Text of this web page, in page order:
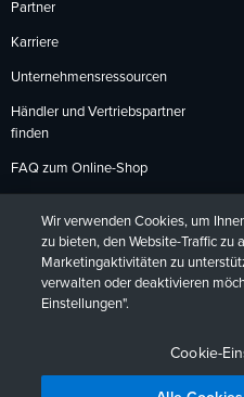
Partner
Karriere
Unternehmensressourcen
Händler und Vertriebspartner
finden
FAQ zum Online-Shop
Rückgabebedingungen
DeutschFrançais
Wir verwenden Cookies, um
zu bieten, den Website-Traffic zu
Marketingaktivitäten zu
verwalten oder deaktivieren
Einstellungen".
Cookie-